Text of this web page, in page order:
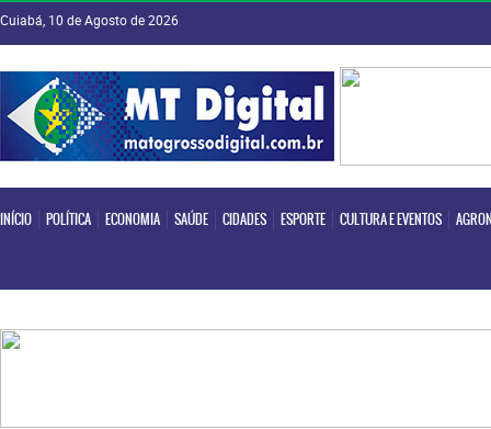
Cuiabá, 10 de Agosto de 2026
INÍCIO POLÍTICA ECONOMIA SAÚDE CIDADES ESPORTE CULTURA E EVENTOS
INÍCIO POLÍTICA ECONOMIA SAÚDE